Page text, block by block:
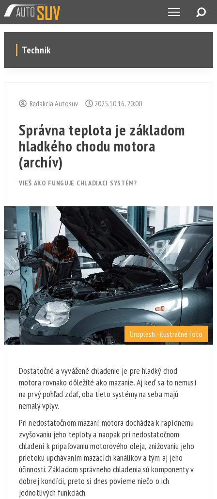
Technik
Redakcia Autosuv 2025.10.16, 20:00
Správna teplota je základom
hladkého chodu motora
(archív)
VIEŠ AKO FUNGUJE CHLADIACI SYSTÉM?
Unsplash - ilustračné foto
Dostatočné a vyvážené chladenie je pre hladký chod
motora rovnako dôležité ako mazanie. Aj keď sa to nemusí
na prvý pohľad zdať, oba tieto systémy na seba majú
nemalý vplyv.
Pri nedostatočnom mazaní motora dochádza k rapídnemu
zvyšovaniu jeho teploty a naopak pri nedostatočnom
chladení k pripaľovaniu motorového oleja, znižovaniu jeho
prietoku upchávaním mazacích kanálikov a tým aj jeho
účinnosti. Základom správneho chladenia sú komponenty v
dobrej kondícii, preto si dnes povieme niečo o ich
jednotlivých funkciách.